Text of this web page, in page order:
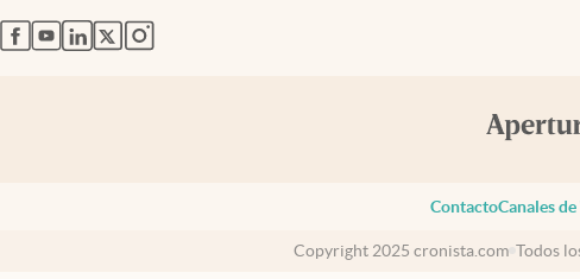
abre en nueva pestaña
abre en nueva pestaña
abre en nueva pestaña
abre en nueva pestaña
abre en nueva pestaña
ContactoCanales
Copyright 2025 cronista.com Todos